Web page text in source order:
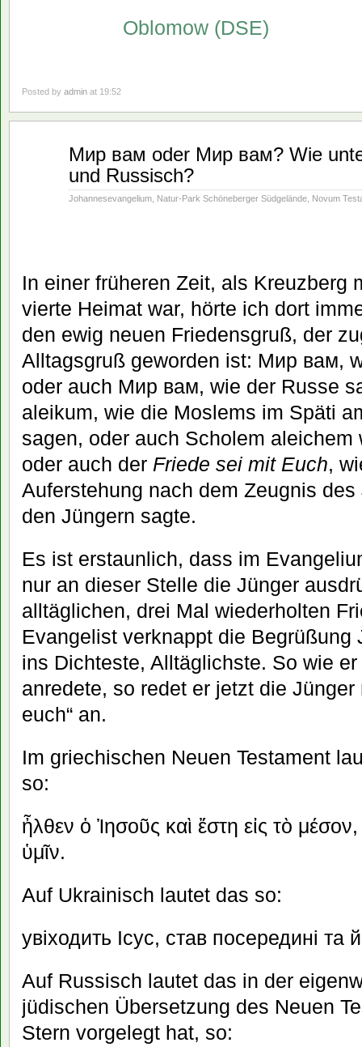
Oblomow (DSE)
Posted by admin at 19:52
Мир вам oder Мир вам? Wie
und Russisch?
Johannesevangelium Natur-Park Schöneberger Südgelände Novum
In einer früheren Zeit, als Kreuzberg
vierte Heimat war, hörte ich dort
den ewig neuen Friedensgruß, der
Alltagsgruß geworden ist: Мир вам,
oder auch Мир вам, wie der Russe
aleikum, wie die Moslems im Späti
sagen, oder auch Scholem aleichem
oder auch der Friede sei mit Euch,
Auferstehung nach dem Zeugnis
den Jüngern sagte.
Es ist erstaunlich, dass im
nur an dieser Stelle die Jünger
alltäglichen, drei Mal wiederholten
Evangelist verknappt die Begrüßung
ins Dichteste, Alltäglichste. So wie er
anredete, so redet er jetzt die Jünger
euch“ an.
Im griechischen Neuen Testament
so:
ἦλθεν ὁ Ἰησοῦς καὶ ἔστη εἰς τὸ μέσον,
ὑμῖν.
Auf Ukrainisch lautet das so:
увіходить Ісус, став посередині
Auf Russisch lautet das in der
jüdischen Übersetzung des Neuen
Stern vorgelegt hat, so: